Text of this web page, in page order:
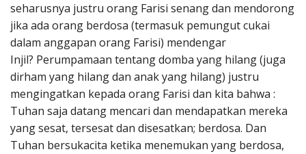
seharusnya justru orang Farisi senang dan mendorong
jika ada orang berdosa (termasuk pemungut cukai
dalam anggapan orang Farisi) mendengar
Injil? Perumpamaan tentang domba yang hilang (juga
dirham yang hilang dan anak yang hilang) justru
mengingatkan kepada orang Farisi dan kita bahwa :
Tuhan saja datang mencari dan mendapatkan mereka
yang sesat, tersesat dan disesatkan; berdosa. Dan
Tuhan bersukacita ketika menemukan yang berdosa,